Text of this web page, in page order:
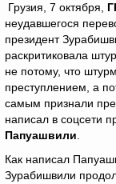
Грузия, 7 октября,
неудавшегося
президент
раскритиковала
не потому, что
преступлением, а
самым признали
написал в соцсети
Папуашвили
Как написал
Зурабишвили